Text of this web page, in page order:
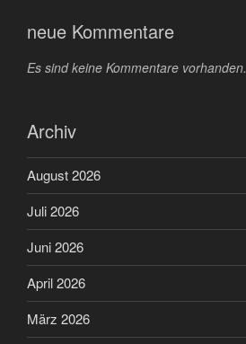
neue Kommentare
Es sind keine Kommentare vorhanden.
Archiv
August 2026
Juli 2026
Juni 2026
April 2026
März 2026